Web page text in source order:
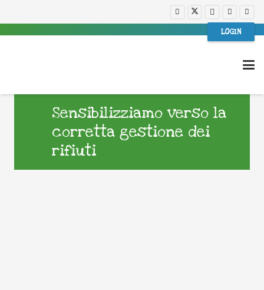
LOGIN
Sensibilizziamo verso la
corretta gestione dei
rifiuti